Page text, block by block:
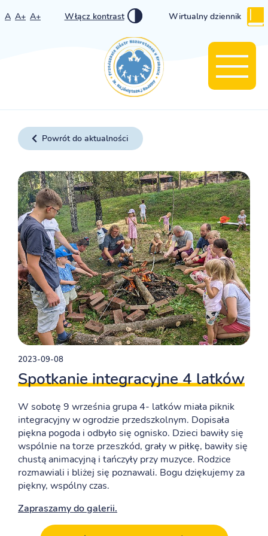
A A+ A+ Włącz kontrast Wirtualny dziennik
Powrót do aktualności
2023-09-08
Spotkanie integracyjne 4 latków
W sobotę 9 września grupa 4- latków miała piknik
integracyjny w ogrodzie przedszkolnym. Dopisała
piękna pogoda i odbyło się ognisko. Dzieci bawiły się
wspólnie na torze przeszkód, grały w piłkę, bawiły się
chustą animacyjną i tańczyły przy muzyce. Rodzice
rozmawiali i bliżej się poznawali. Bogu dziękujemy za
piękny, wspólny czas.
Zapraszamy do galerii.